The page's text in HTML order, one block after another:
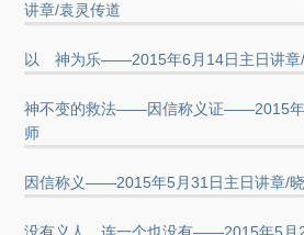
讲章/袁灵传道
以 神为乐——2015年6月14日主日讲章
神不变的救法——因信称义证——2015年
师
因信称义——2015年5月31日主日讲章/